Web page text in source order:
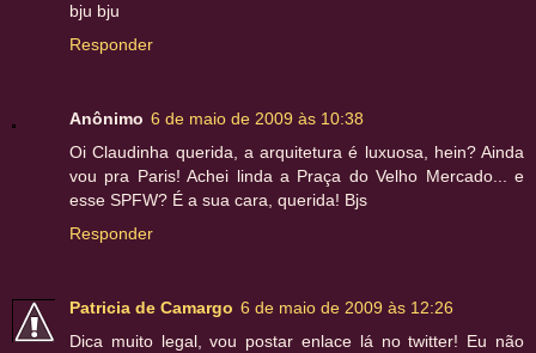
bju bju
Responder
Anônimo 6 de maio de 2009 às 10:38
Oi Claudinha querida, a arquitetura é luxuosa, hein? Ainda
vou pra Paris! Achei linda a Praça do Velho Mercado... e
esse SPFW? É a sua cara, querida! Bjs
Responder
Patricia de Camargo 6 de maio de 2009 às 12:26
Dica muito legal, vou postar enlace lá no twitter! Eu não